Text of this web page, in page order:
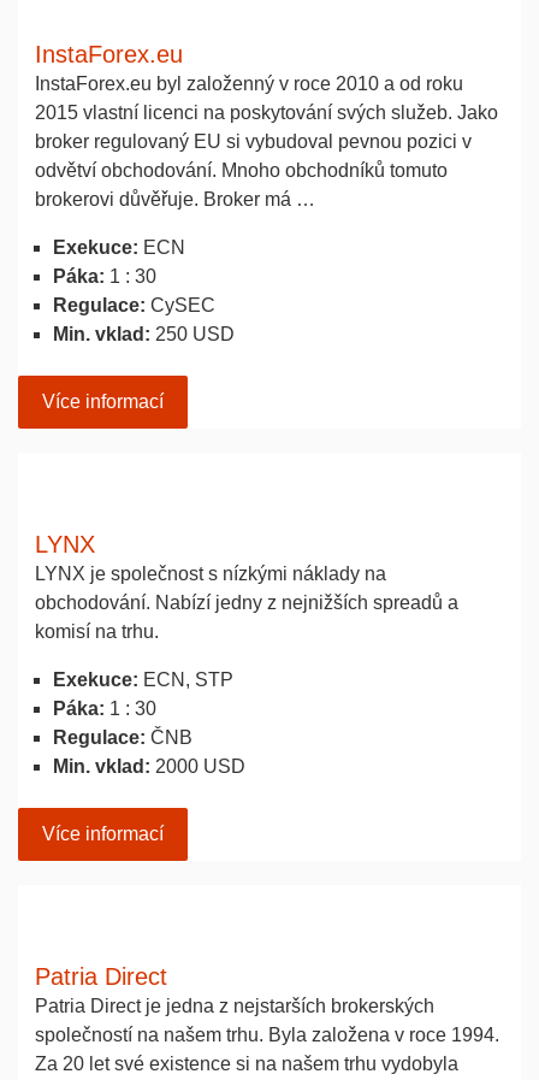
Více informací
InstaForex.eu
InstaForex.eu byl založenný v roce 2010 a od roku
2015 vlastní licenci na poskytování svých služeb. Jako
broker regulovaný EU si vybudoval pevnou pozici v
odvětví obchodování. Mnoho obchodníků tomuto
brokerovi důvěřuje. Broker má …
Exekuce: ECN
Páka: 1 : 30
Regulace: CySEC
Min. vklad: 250 USD
Více informací
LYNX
LYNX je společnost s nízkými náklady na
obchodování. Nabízí jedny z nejnižších spreadů a
komisí na trhu.
Exekuce: ECN, STP
Páka: 1 : 30
Regulace: ČNB
Min. vklad: 2000 USD
Patria Direct
Patria Direct je jedna z nejstarších brokerských
společností na našem trhu. Byla založena v roce 1994.
Za 20 let své existence si na našem trhu vydobyla